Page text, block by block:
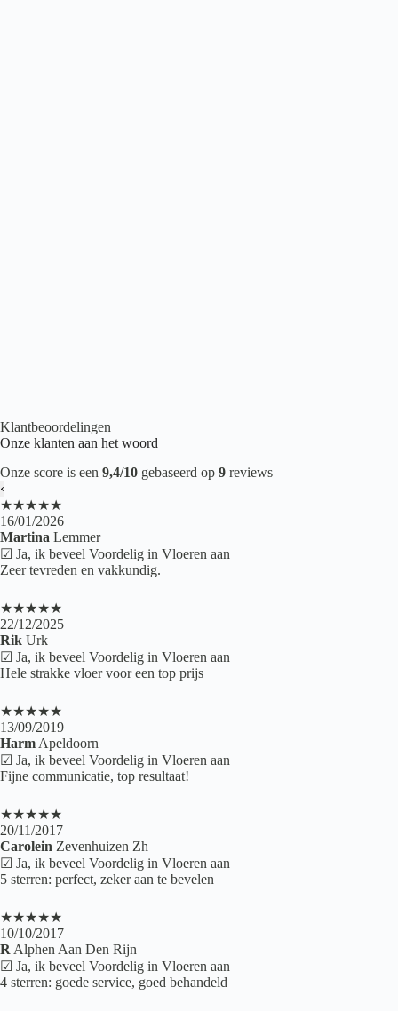
Klantbeoordelingen
Onze klanten aan het woord
Onze score is een 9,4/10 gebaseerd op 9 reviews
‹
★★★★★
16/01/2026
Martina Lemmer
☑ Ja, ik beveel Voordelig in Vloeren aan
Zeer tevreden en vakkundig.
★★★★★
22/12/2025
Rik Urk
☑ Ja, ik beveel Voordelig in Vloeren aan
Hele strakke vloer voor een top prijs
★★★★★
13/09/2019
Harm Apeldoorn
☑ Ja, ik beveel Voordelig in Vloeren aan
Fijne communicatie, top resultaat!
★★★★★
20/11/2017
Carolein Zevenhuizen Zh
☑ Ja, ik beveel Voordelig in Vloeren aan
5 sterren: perfect, zeker aan te bevelen
★★★★★
10/10/2017
R Alphen Aan Den Rijn
☑ Ja, ik beveel Voordelig in Vloeren aan
4 sterren: goede service, goed behandeld